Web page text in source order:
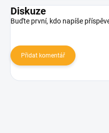
Diskuze
Buďte první, kdo napíše
Přidat komentář